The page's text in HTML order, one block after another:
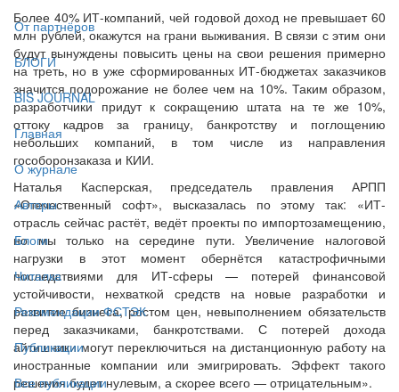
От партнёров
БЛОГИ
BIS JOURNAL
Главная
О журнале
Авторы
Блоги
Читалка
Рекомендации ФСТЭК
Публикации
Все публикации
Более 40% ИТ-компаний, чей годовой доход не превышает 60
млн рублей, окажутся на грани выживания. В связи с этим они
будут вынуждены повысить цены на свои решения примерно
на треть, но в уже сформированных ИТ-бюджетах заказчиков
значится подорожание не более чем на 10%. Таким образом,
разработчики придут к сокращению штата на те же 10%,
оттоку кадров за границу, банкротству и поглощению
небольших компаний, в том числе из направления
гособоронзаказа и КИИ.
Наталья Касперская, председатель правления АРПП
«Отечественный софт», высказалась по этому так: «ИТ-
отрасль сейчас растёт, ведёт проекты по импортозамещению,
но мы только на середине пути. Увеличение налоговой
нагрузки в этот момент обернётся катастрофичными
последствиями для ИТ-сферы — потерей финансовой
устойчивости, нехваткой средств на новые разработки и
развитие бизнеса, ростом цен, невыполнением обязательств
перед заказчиками, банкротствами. С потерей дохода
айтишники могут переключиться на дистанционную работу на
иностранные компании или эмигрировать. Эффект такого
решения будет нулевым, а скорее всего — отрицательным».